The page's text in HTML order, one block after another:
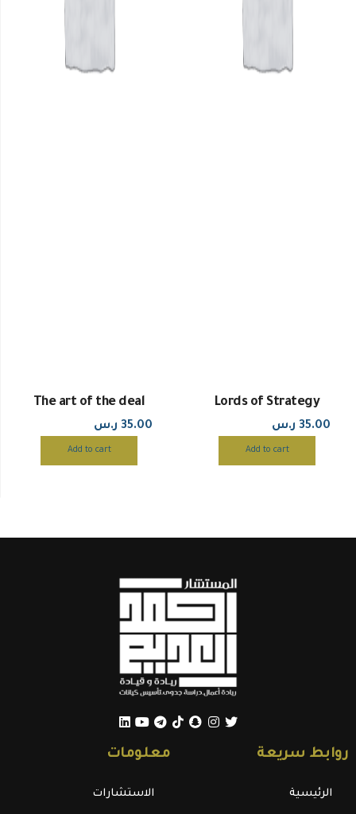
Lords of Strategy
35.00 ر.س
Add to cart
The art of the deal
35.00 ر.س
Add to cart
روابط سريعة
الرئيسية
معلومات
الاستشارات